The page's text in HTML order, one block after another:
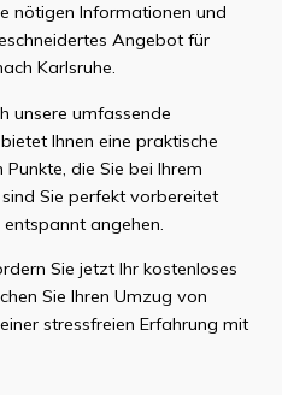
nötigen Informationen und
Angebot für
Karlsruhe.
unsere umfassende
Ihnen eine praktische
die Sie bei Ihrem
Sie perfekt vorbereitet
angehen.
Sie jetzt Ihr kostenloses
Sie Ihren Umzug von
stressfreien Erfahrung mit